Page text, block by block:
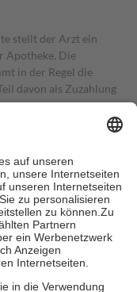
stellt der Arzt ein
Apotheke. Die
in der Regel die
davon als Zuzahlung
in Höhe von zehn
als die tatsächlichen
Online-Apotheken.
beträgt die
Euro je
eigene Gesundheit zu
zu unterstützen,